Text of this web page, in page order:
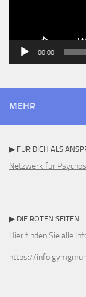
00:00
MEHR
▶ FÜR DICH ALS
Netzwerk für
▶ DIE ROTEN SEITEN
Hier finden Sie alle
https://